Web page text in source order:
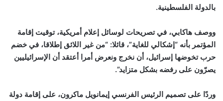
بالدولة الفلسطينية.
ووصف هاكابي، في تصريحات لوسائل إعلام أمريكية، توقيت إقامة
المؤتمر بأنه “إشكالي للغاية”، قائلا: “من غير اللائق إطلاقا، في خضم
حرب تخوضها إسرائيل، أن نخرج ونعرض أمرا أعتقد أن الإسرائيليين
يصرّون على رفضه بشكل متزايد”.
وردًا على تصميم الرئيس الفرنسي إيمانويل ماكرون، على إقامة دولة